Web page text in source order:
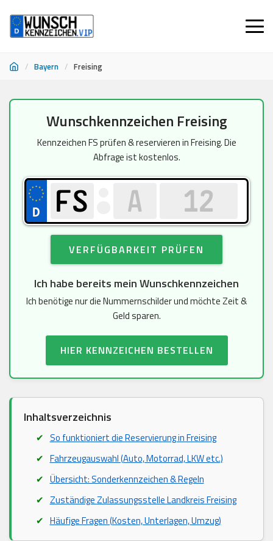
/ Bayern / Freising
springen
Wunschkennzeichen Freising
Kennzeichen FS prüfen & reservieren in Freising. Die
Abfrage ist kostenlos.
VERFÜGBARKEIT PRÜFEN
Ich habe bereits mein Wunschkennzeichen
Ich benötige nur die Nummernschilder und möchte Zeit &
Geld sparen.
HIER KENNZEICHEN BESTELLEN
Inhaltsverzeichnis
So funktioniert die Reservierung in Freising
Fahrzeugauswahl (Auto, Motorrad, LKW etc.)
Übersicht: Sonderkennzeichen & Regeln
Zuständige Zulassungsstelle Landkreis Freising
Häufige Fragen (Kosten, Unterlagen, Umzug)